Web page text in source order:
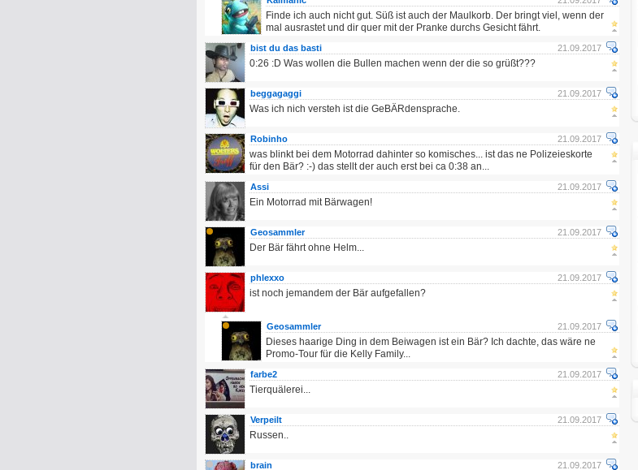
Finde ich auch nicht gut. Süß ist auch der Maulkorb. Der bringt viel, wenn der
mal ausrastet und dir quer mit der Pranke durchs Gesicht fährt.
21.09.2017
bist du das basti
0:26 :D Was wollen die Bullen machen wenn der die so grüßt???
21.09.2017
beggagaggi
Was ich nich versteh ist die GeBÄRdensprache.
21.09.2017
Robinho
was blinkt bei dem Motorrad dahinter so komisches... ist das ne Polizeieskorte
für den Bär? :-) das stellt der auch erst bei ca 0:38 an...
21.09.2017
Assi
Ein Motorrad mit Bärwagen!
21.09.2017
Geosammler
Der Bär fährt ohne Helm...
21.09.2017
phlexxo
ist noch jemandem der Bär aufgefallen?
21.09.2017
Geosammler
Dieses haarige Ding in dem Beiwagen ist ein Bär? Ich dachte, das wäre ne
Promo-Tour für die Kelly Family...
21.09.2017
farbe2
Tierquälerei...
21.09.2017
Verpeilt
Russen..
21.09.2017
brain